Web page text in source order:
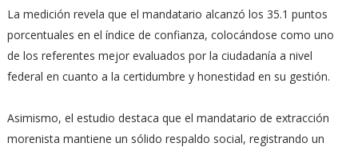
La medición revela que el mandatario alcanzó los 35.1 puntos
porcentuales en el índice de confianza, colocándose como uno
de los referentes mejor evaluados por la ciudadanía a nivel
federal en cuanto a la certidumbre y honestidad en su gestión.
Asimismo, el estudio destaca que el mandatario de extracción
morenista mantiene un sólido respaldo social, registrando un